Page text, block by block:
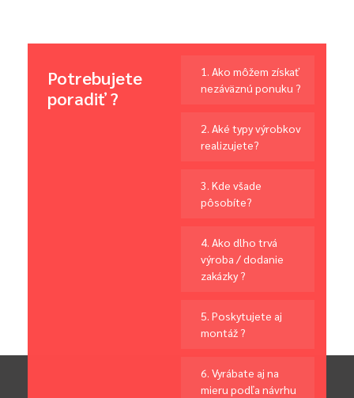
Potrebujete
poradiť ?
1. Ako môžem získať
nezáväznú ponuku ?
2. Aké typy výrobkov
realizujete?
3. Kde všade
pôsobíte?
4. Ako dlho trvá
výroba / dodanie
zakázky ?
5. Poskytujete aj
montáž ?
6. Vyrábate aj na
mieru podľa návrhu